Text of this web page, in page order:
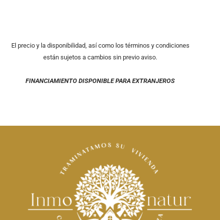
El precio y la disponibilidad, así como los términos y condiciones
están sujetos a cambios sin previo aviso.
FINANCIAMIENTO DISPONIBLE PARA EXTRANJEROS